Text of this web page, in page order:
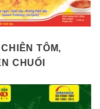
CHIÊN TÔM,
CHUỐI